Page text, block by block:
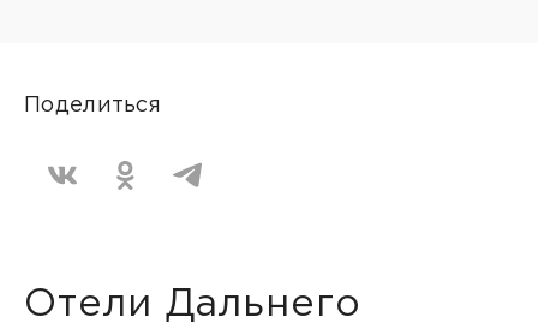
Поделиться
Отели Дальнего